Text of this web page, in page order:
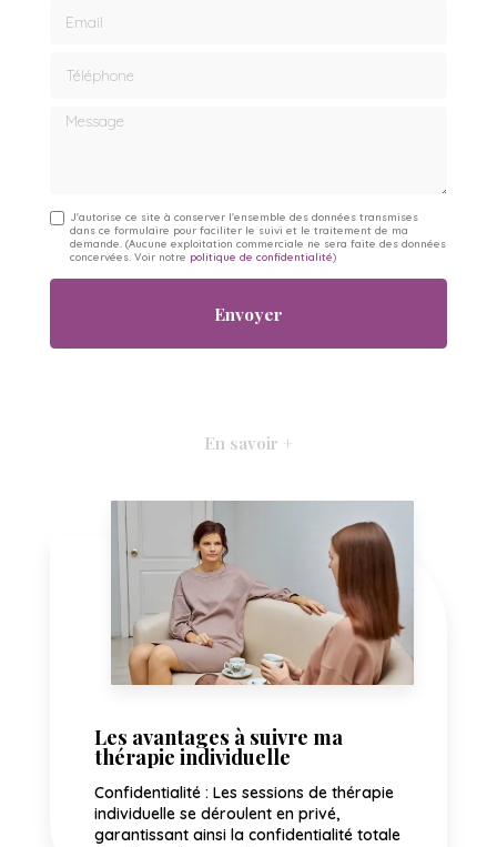
Message
J'autorise ce site à conserver l'ensemble des données transmises
dans ce formulaire pour faciliter le suivi et le traitement de ma
demande.(Aucune exploitation commerciale ne sera faite des données
concervées. Voir notre politique de confidentialité)
En savoir +
Les avantages à suivre ma
thérapie individuelle
Confidentialité : Les sessions de thérapie
individuelle se déroulent en privé,
garantissant ainsi la confidentialité totale